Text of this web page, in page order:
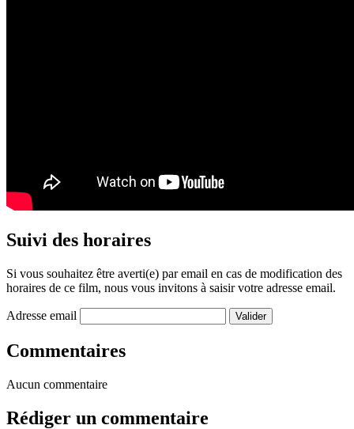
Suivi des horaires
Si vous souhaitez être averti(e) par email en cas de modification des
horaires de ce film, nous vous invitons à saisir votre adresse email.
Adresse email
Commentaires
Aucun commentaire
Rédiger un commentaire